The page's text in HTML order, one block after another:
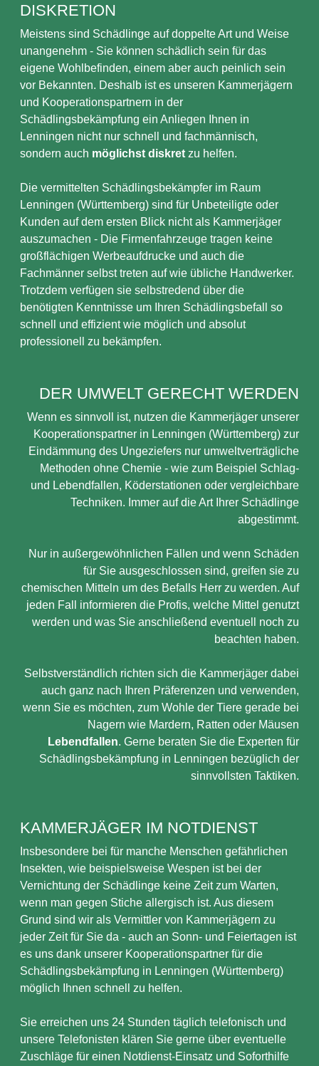
DISKRETION
Meistens sind Schädlinge auf doppelte Art und Weise
unangenehm - Sie können schädlich sein für das
eigene Wohlbefinden, einem aber auch peinlich sein
vor Bekannten. Deshalb ist es unseren Kammerjägern
und Kooperationspartnern in der
Schädlingsbekämpfung ein Anliegen Ihnen in
Lenningen nicht nur schnell und fachmännisch,
sondern auch möglichst diskret zu helfen.
Die vermittelten Schädlingsbekämpfer im Raum
Lenningen (Württemberg) sind für Unbeteiligte oder
Kunden auf dem ersten Blick nicht als Kammerjäger
auszumachen - Die Firmenfahrzeuge tragen keine
großflächigen Werbeaufdrucke und auch die
Fachmänner selbst treten auf wie übliche Handwerker.
Trotzdem verfügen sie selbstredend über die
benötigten Kenntnisse um Ihren Schädlingsbefall so
schnell und effizient wie möglich und absolut
professionell zu bekämpfen.
DER UMWELT GERECHT WERDEN
Wenn es sinnvoll ist, nutzen die Kammerjäger unserer
Kooperationspartner in Lenningen (Württemberg) zur
Eindämmung des Ungeziefers nur umweltverträgliche
Methoden ohne Chemie - wie zum Beispiel Schlag-
und Lebendfallen, Köderstationen oder vergleichbare
Techniken. Immer auf die Art Ihrer Schädlinge
abgestimmt.
Nur in außergewöhnlichen Fällen und wenn Schäden
für Sie ausgeschlossen sind, greifen sie zu
chemischen Mitteln um des Befalls Herr zu werden. Auf
jeden Fall informieren die Profis, welche Mittel genutzt
werden und was Sie anschließend eventuell noch zu
beachten haben.
Selbstverständlich richten sich die Kammerjäger dabei
auch ganz nach Ihren Präferenzen und verwenden,
wenn Sie es möchten, zum Wohle der Tiere gerade bei
Nagern wie Mardern, Ratten oder Mäusen
Lebendfallen. Gerne beraten Sie die Experten für
Schädlingsbekämpfung in Lenningen bezüglich der
sinnvollsten Taktiken.
KAMMERJÄGER IM NOTDIENST
Insbesondere bei für manche Menschen gefährlichen
Insekten, wie beispielsweise Wespen ist bei der
Vernichtung der Schädlinge keine Zeit zum Warten,
wenn man gegen Stiche allergisch ist. Aus diesem
Grund sind wir als Vermittler von Kammerjägern zu
jeder Zeit für Sie da - auch an Sonn- und Feiertagen ist
es uns dank unserer Kooperationspartner für die
Schädlingsbekämpfung in Lenningen (Württemberg)
möglich Ihnen schnell zu helfen.
Sie erreichen uns 24 Stunden täglich telefonisch und
unsere Telefonisten klären Sie gerne über eventuelle
Zuschläge für einen Notdienst-Einsatz und Soforthilfe